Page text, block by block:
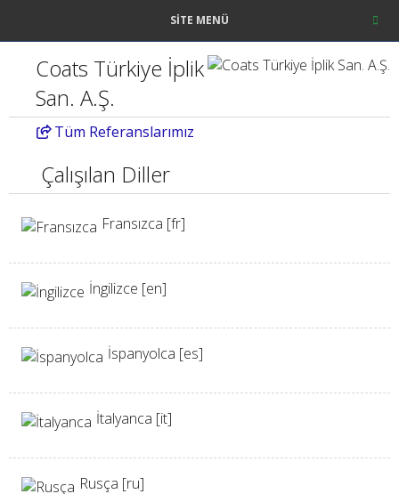
SITE MENÜ
Coats Türkiye İplik
San. A.Ş.
Tüm Referanslarımız
Çalışılan Diller
Fransızca [fr]
İngilizce [en]
İspanyolca [es]
İtalyanca [it]
Rusça [ru]